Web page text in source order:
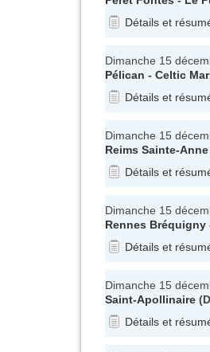
Détails et
Dimanche 15
Pélican - Celtic
Détails et
Dimanche 15
Reims Sainte-Anne
Détails et
Dimanche 15
Rennes Bréquigny
Détails et
Dimanche 15
Saint-Apollinaire
Détails et